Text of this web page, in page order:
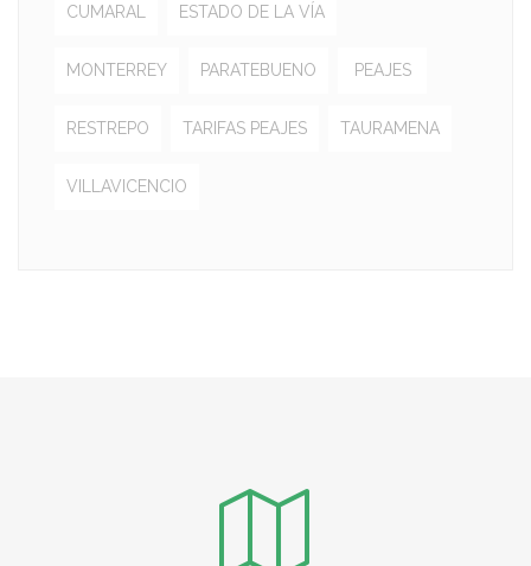
CUMARAL ESTADO DE LA VÍA
MONTERREY PARATEBUENO PEAJES
RESTREPO TARIFAS PEAJES TAURAMENA
VILLAVICENCIO